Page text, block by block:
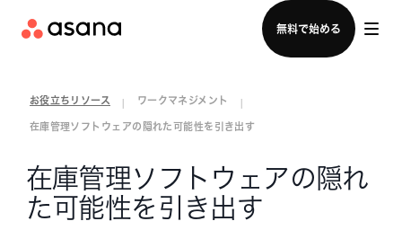
無料で始める
セールスチームに問い合わせる
お役立ちリソース ワークマネジメント
在庫管理ソフトウェアの隠れた可能性を引き出す
在庫管理ソフトウェアの隠れ
た可能性を引き出す